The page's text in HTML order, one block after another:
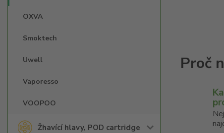
OXVA
Smoktech
Uwell
Vaporesso
VOOPOO
Žhavící hlavy, POD cartridge